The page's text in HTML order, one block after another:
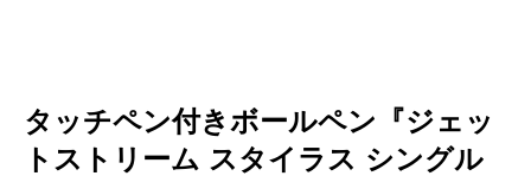
タッチペン付きボールペン『ジェッ
トストリーム スタイラス シングル